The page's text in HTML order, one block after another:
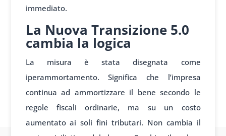
immediato.
La Nuova Transizione 5.0
cambia la logica
La misura è stata disegnata come
iperammortamento. Significa che l’impresa
continua ad ammortizzare il bene secondo le
regole fiscali ordinarie, ma su un costo
aumentato ai soli fini tributari. Non cambia il